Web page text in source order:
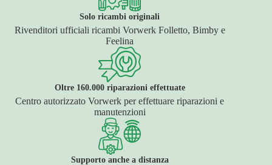
Solo ricambi originali
Rivenditori ufficiali ricambi Vorwerk Folletto, Bimby e
Feelina
Oltre 160.000 riparazioni effettuate
Centro autorizzato Vorwerk per effettuare riparazioni e
manutenzioni
Supporto anche a distanza